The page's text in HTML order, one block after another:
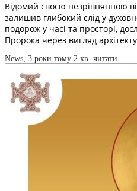
Відомий своєю незрівнянною
залишив глибокий слід у
подорож у часі та просторі,
Пророка через вигляд
News, 3 роки тому 2 хв. читати